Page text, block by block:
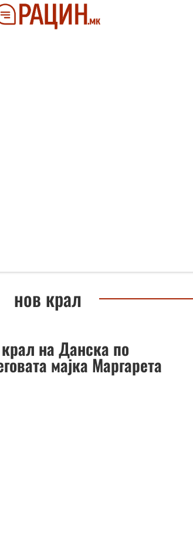
нов крал
на Данска по
мајка Маргарета